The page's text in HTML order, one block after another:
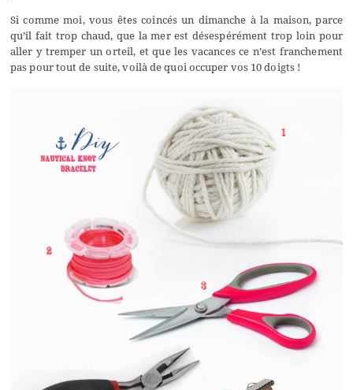
Si comme moi, vous êtes coincés un dimanche à la maison, parce
qu’il fait trop chaud, que la mer est désespérément trop loin pour
aller y tremper un orteil, et que les vacances ce n’est franchement
pas pour tout de suite, voilà de quoi occuper vos 10 doigts !